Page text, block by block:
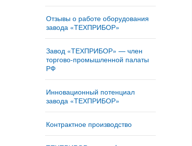
Отзывы о работе оборудования
завода «ТЕХПРИБОР»
Завод «ТЕХПРИБОР» — член
торгово-промышленной палаты
РФ
Инновационный потенциал
завода «ТЕХПРИБОР»
Контрактное производство